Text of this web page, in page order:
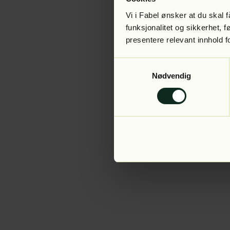
Vi i Fabel ønsker at du skal
funksjonalitet og sikkerhet,
presentere relevant innhold
Nødvendig
Application